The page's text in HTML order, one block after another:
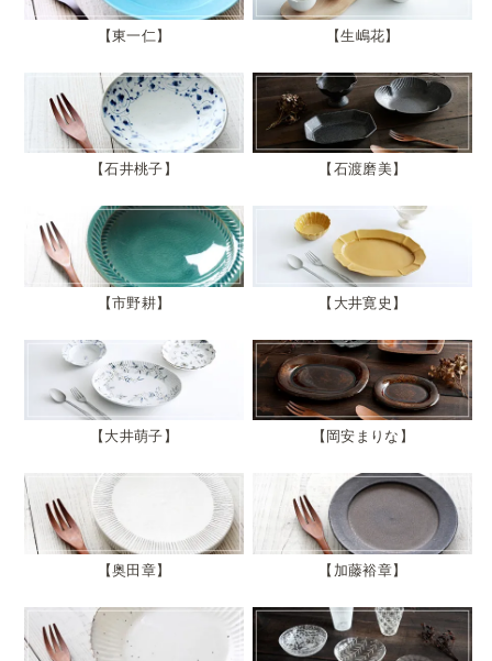
東一仁 生嶋花
石井桃子 石渡磨美
市野耕 大井寛史
大井萌子 岡安まりな
奥田章 加藤裕章